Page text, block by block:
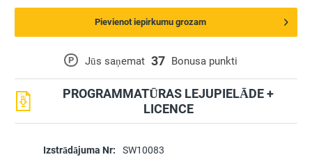
Izstrādājuma Nr:
SW10083
P Jūs saņemat 37 Bonusa punkti
PROGRAMMATŪRAS LEJUPIELĀDE +
LICENCE
Pievienot iepirkumu grozam